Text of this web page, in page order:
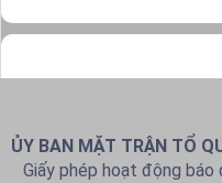
ỦY BAN MẶT TRẬN TỔ
Giấy phép hoạt động